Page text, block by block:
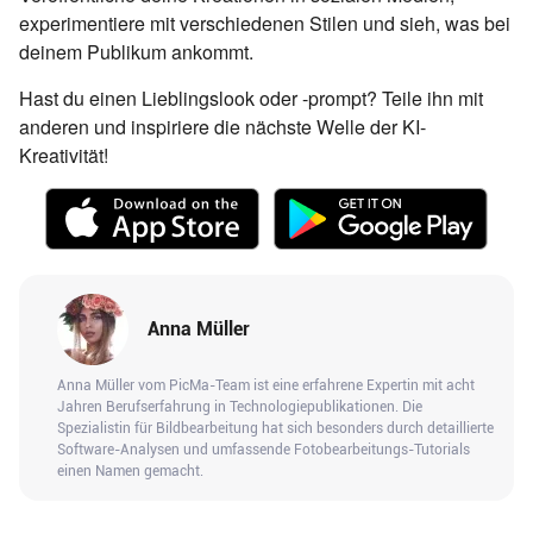
experimentiere mit verschiedenen Stilen und sieh, was bei
deinem Publikum ankommt.
Hast du einen Lieblingslook oder -prompt? Teile ihn mit
anderen und inspiriere die nächste Welle der KI-
Kreativität!
Anna Müller
Anna Müller vom PicMa-Team ist eine erfahrene Expertin mit acht
Jahren Berufserfahrung in Technologiepublikationen. Die
Spezialistin für Bildbearbeitung hat sich besonders durch detaillierte
Software-Analysen und umfassende Fotobearbeitungs-Tutorials
einen Namen gemacht.